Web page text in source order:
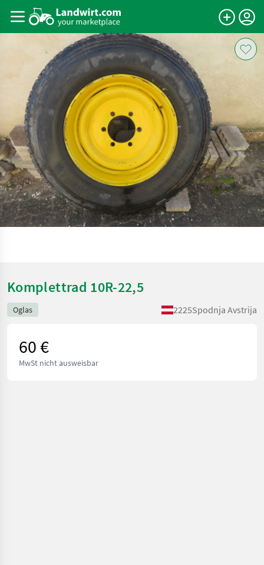
Komplettrad 10R-22,5
Oglas 2225Spodnja Avstrija
60 €
MwSt nicht ausweisbar